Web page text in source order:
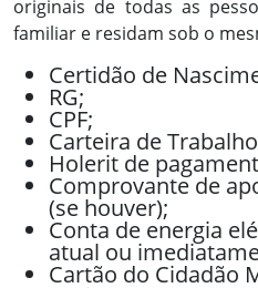
originais de todas as
familiar e residam sob o
Certidão de
RG;
CPF;
Carteira de
Holerit de
Comprovante de
(se houver);
Conta de energia
atual ou
Cartão do Cidadão